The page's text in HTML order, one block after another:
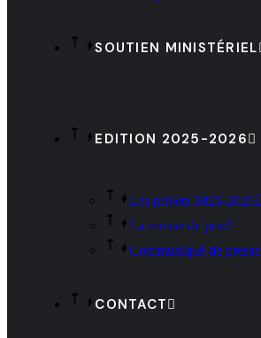
SOUTIEN MINISTÉRIEL
EDITION 2025-2026
Les projets 2025-2026
La remise de prix
Communiqué de presse
CONTACT